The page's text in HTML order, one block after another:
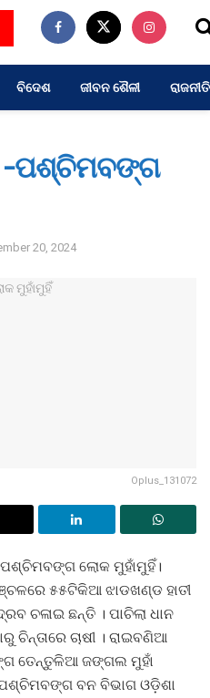
ବିଦେଶ ଜୀବନ ଶୈଳୀ ରାଜନୀତି
-ପଶ୍ଚିମବଙ୍ଗ
20, 2024
Oplus_131072
ପଶ୍ଚିମବଙ୍ଗ ଲୋକ ମୁହାଁମୁହିଁ।
୫୫ଟିକିଆ ଝାଡଖଣ୍ଡ ହାତୀ
ଚଳାଇ ଛନ୍ତି । ପାଚିଲା ଧାନ
ଚିନ୍ତାରେ ଚାଷୀ । ରାଇବଣିଆ
ତେନ୍ତୁଳିଆ ଜଙ୍ଗଲ ମୁହାଁ
ବନ ବିଭାଗ ଓଡ଼ିଶା